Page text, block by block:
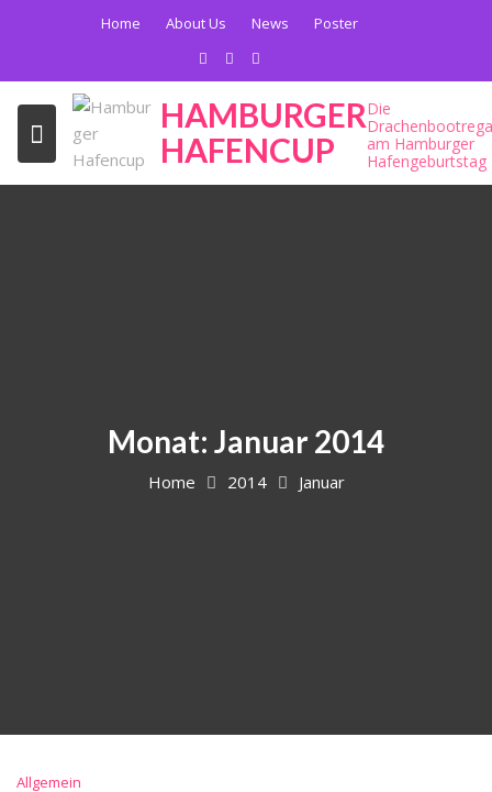
Home About Us News Poster
HAMBURGER
HAFENCUP
Die
am Hamburger
Hafengeburtstag
Monat: Januar 2014
Home 2014 Januar
Allgemein